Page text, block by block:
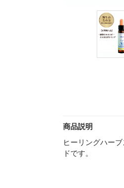
商品説明
ヒーリングハー
ドです。